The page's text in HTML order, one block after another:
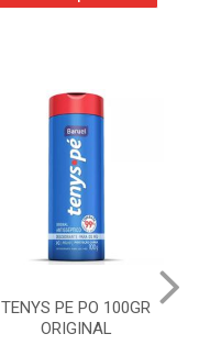
TENYS PE PO 100GR
ORIGINAL